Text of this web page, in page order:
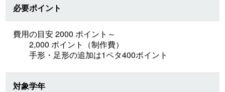
必要ポイント
費用の目安 2000 ポイント～
2,000 ポイント（制作費）
手形・足形の追加は1ペタ400ポイント
対象学年